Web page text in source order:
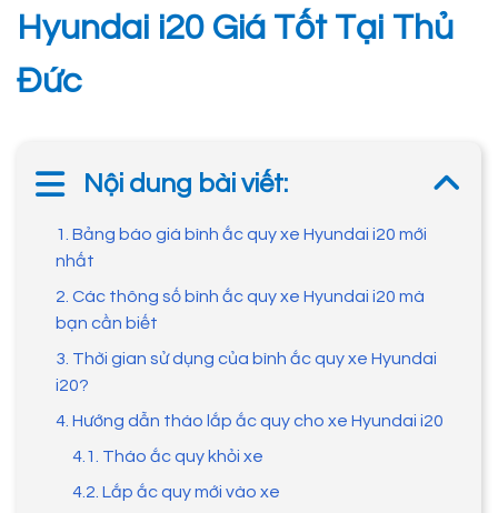
Hyundai i20 Giá Tốt Tại Thủ
Đức
Nội dung bài viết:
1. Bảng báo giá bình ắc quy xe Hyundai i20 mới
nhất
2. Các thông số bình ắc quy xe Hyundai i20 mà
bạn cần biết
3. Thời gian sử dụng của bình ắc quy xe Hyundai
i20?
4. Hướng dẫn tháo lắp ắc quy cho xe Hyundai i20
4.1. Tháo ắc quy khỏi xe
4.2. Lắp ắc quy mới vào xe